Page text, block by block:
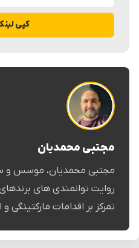
کپی
مجتبی محمدیان
مجتبی محمدیان، موسس و
روایت توانمندی های
تمرکز بر اقدامات مارکتینگی و